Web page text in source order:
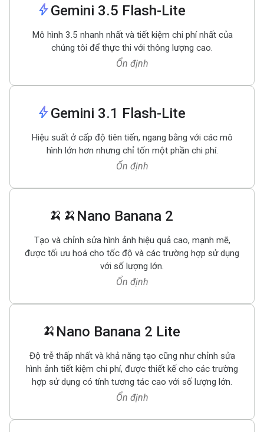
boltGemini 3.5 Flash-Lite
Mô hình 3.5 nhanh nhất và tiết kiệm chi phí nhất của
chúng tôi để thực thi với thông lượng cao.
Ổn định
boltGemini 3.1 Flash-Lite
Hiệu suất ở cấp độ tiên tiến, ngang bằng với các mô
hình lớn hơn nhưng chỉ tốn một phần chi phí.
Ổn định
🍌🍌 Nano Banana 2
Tạo và chỉnh sửa hình ảnh hiệu quả cao, mạnh mẽ,
được tối ưu hoá cho tốc độ và các trường hợp sử dụng
với số lượng lớn.
Ổn định
🍌 Nano Banana 2 Lite
Độ trễ thấp nhất và khả năng tạo cũng như chỉnh sửa
hình ảnh tiết kiệm chi phí, được thiết kế cho các trường
hợp sử dụng có tính tương tác cao với số lượng lớn.
Ổn định